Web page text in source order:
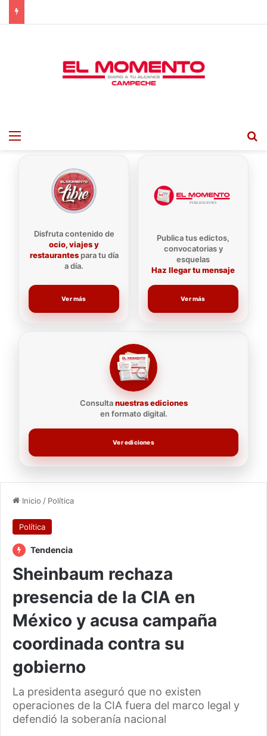
Menu
Disfruta contenido de
ocio, viajes y
restaurantespara tu día
a día.
Ver más
Consultanuestras ediciones
en formato digital.
Ver ediciones
Publica tus edictos,
convocatorias y
esquelas
Haz llegar tu mensaje
Ver más
Inicio / Política
Política
Tendencia
Sheinbaum rechaza
presencia de la CIA en
México y acusa campaña
coordinada contra su
gobierno
La presidenta aseguró que no existen
operaciones de la CIA fuera del marco legal y
defendió la soberanía nacional